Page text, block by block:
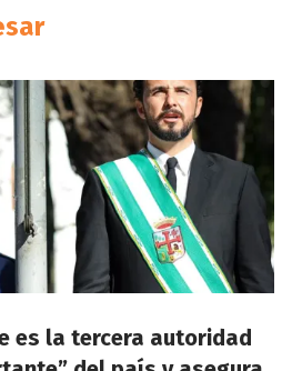
es la tercera autoridad